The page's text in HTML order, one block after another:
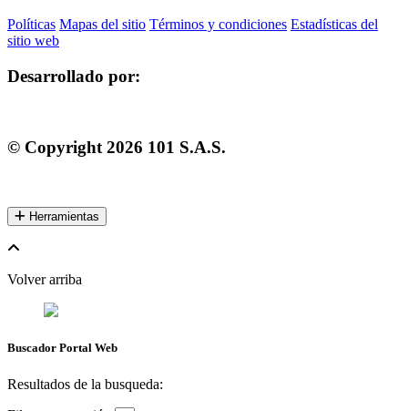
Políticas Mapas del sitio Términos y condiciones Estadísticas del
sitio web
Desarrollado por:
© Copyright 2026 101 S.A.S.
Herramientas
Volver arriba
Buscador Portal Web
Resultados de la busqueda: